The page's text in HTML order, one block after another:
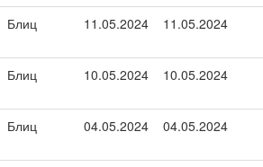
Блиц 11.05.2024 11.05.2024
Блиц 10.05.2024 10.05.2024
Блиц 04.05.2024 04.05.2024